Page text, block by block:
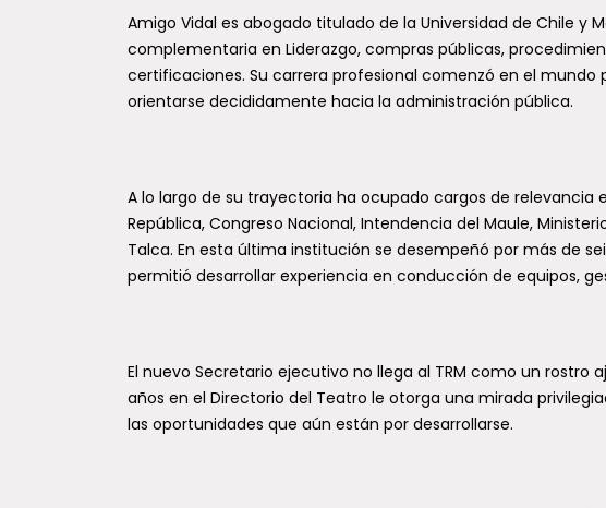
Amigo Vidal es abogado titulado de la Universidad de Chile y
complementaria en Liderazgo, compras públicas,
certificaciones. Su carrera profesional comenzó en el mundo
orientarse decididamente hacia la administración pública.
A lo largo de su trayectoria ha ocupado cargos de relevancia
República, Congreso Nacional, Intendencia del Maule,
Talca. En esta última institución se desempeñó por más de
permitió desarrollar experiencia en conducción de equipos,
El nuevo Secretario ejecutivo no llega al TRM como un rostro
años en el Directorio del Teatro le otorga una mirada
las oportunidades que aún están por desarrollarse.